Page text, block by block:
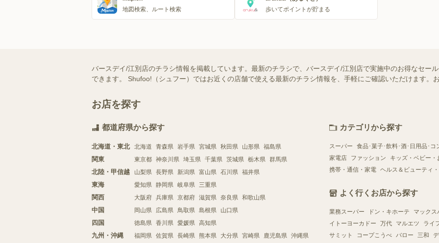
地図検索、ルート検索
歩いてポイントが貯まる
バースデイ/江別店のチラシ情報を掲載しています。最新のチラシで、バースデイ/江別店で実施中のお得なセー
できます。 Shufoo!（シュフー）ではお近くの店舗で使える最新のチラシ情報を、手軽にご確認いただけます。
お店を探す
都道府県から探す
北海道・東北 北海道 青森県 岩手県 宮城県 秋田県 山形県 福島県
関東 東京都 神奈川県 埼玉県 千葉県 茨城県 栃木県 群馬県
北陸・甲信越 山梨県 長野県 新潟県 富山県 石川県 福井県
東海 愛知県 静岡県 岐阜県 三重県
関西 大阪府 兵庫県 京都府 滋賀県 奈良県 和歌山県
中国 岡山県 広島県 鳥取県 島根県 山口県
四国 徳島県 香川県 愛媛県 高知県
九州・沖縄 福岡県 佐賀県 長崎県 熊本県 大分県 宮崎県 鹿児島県 沖縄県
カテゴリから探す
スーパー
食品･菓子･飲料･酒･日用品･コ
家電店
ファッション
キッズ・ベビー・
携帯・通信・家電 ヘルス＆ビューティ
よく行くお店から探す
業務スーパー ドン・キホーテ
マックス
イトーヨーカドー
万代 マルエツ
ライ
サミット
コープこうべ バロー 三和